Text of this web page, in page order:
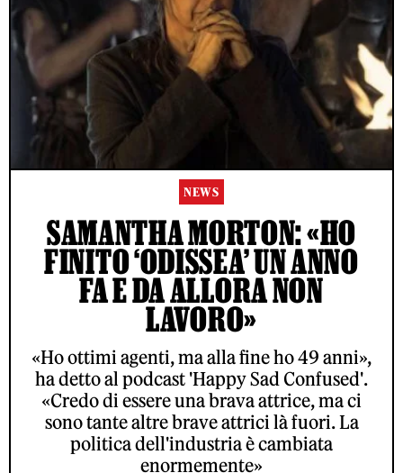
NEWS
SAMANTHA MORTON: «HO
FINITO ‘ODISSEA’ UN ANNO
FA E DA ALLORA NON
LAVORO»
«Ho ottimi agenti, ma alla fine ho 49 anni»,
ha detto al podcast 'Happy Sad Confused'.
«Credo di essere una brava attrice, ma ci
sono tante altre brave attrici là fuori. La
politica dell'industria è cambiata
enormemente»